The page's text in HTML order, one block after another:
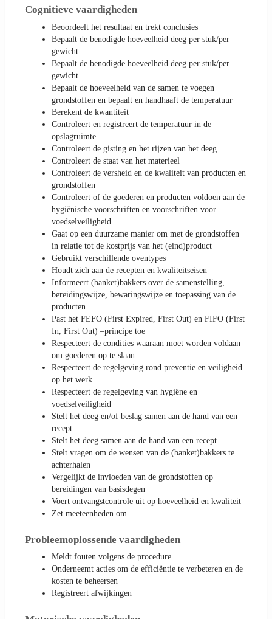
Cognitieve vaardigheden
Beoordeelt het resultaat en trekt conclusies
Bepaalt de benodigde hoeveelheid deeg per stuk/per
gewicht
Bepaalt de benodigde hoeveelheid deeg per stuk/per
gewicht
Bepaalt de hoeveelheid van de samen te voegen
grondstoffen en bepaalt en handhaaft de temperatuur
Berekent de kwantiteit
Controleert en registreert de temperatuur in de
opslagruimte
Controleert de gisting en het rijzen van het deeg
Controleert de staat van het materieel
Controleert de versheid en de kwaliteit van producten en
grondstoffen
Controleert of de goederen en producten voldoen aan de
hygiënische voorschriften en voorschriften voor
voedselveiligheid
Gaat op een duurzame manier om met de grondstoffen
in relatie tot de kostprijs van het (eind)product
Gebruikt verschillende oventypes
Houdt zich aan de recepten en kwaliteitseisen
Informeert (banket)bakkers over de samenstelling,
bereidingswijze, bewaringswijze en toepassing van de
producten
Past het FEFO (First Expired, First Out) en FIFO (First
In, First Out) –principe toe
Respecteert de condities waaraan moet worden voldaan
om goederen op te slaan
Respecteert de regelgeving rond preventie en veiligheid
op het werk
Respecteert de regelgeving van hygiëne en
voedselveiligheid
Stelt het deeg en/of beslag samen aan de hand van een
recept
Stelt het deeg samen aan de hand van een recept
Stelt vragen om de wensen van de (banket)bakkers te
achterhalen
Vergelijkt de invloeden van de grondstoffen op
bereidingen van basisdegen
Voert ontvangstcontrole uit op hoeveelheid en kwaliteit
Zet meeteenheden om
Probleemoplossende vaardigheden
Meldt fouten volgens de procedure
Onderneemt acties om de efficiëntie te verbeteren en de
kosten te beheersen
Registreert afwijkingen